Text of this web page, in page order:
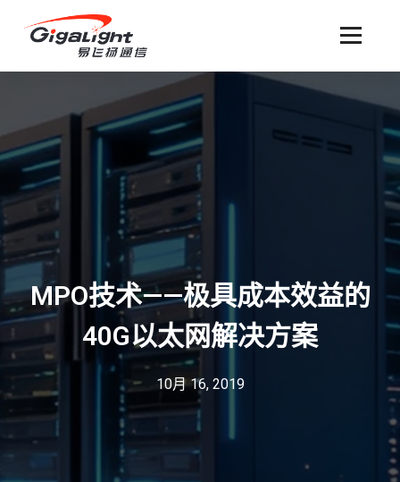
开放光网络器件的向导
MPO技术——极具成本效益的
40G以太网解决方案
10月 16, 2019